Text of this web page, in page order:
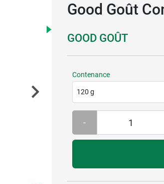
Good Goût
GOOD GOÛT
Contenance
120 g
-